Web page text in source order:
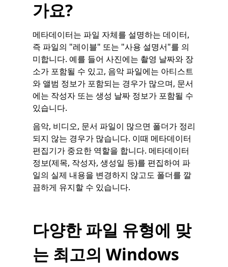
가요?
메타데이터는 파일 자체를 설명하는 데이터,
즉 파일의 "레이블" 또는 "사용 설명서"를 의
미합니다. 예를 들어 사진에는 촬영 날짜와 장
소가 포함될 수 있고, 음악 파일에는 아티스트
와 앨범 정보가 포함되는 경우가 많으며, 문서
에는 작성자 또는 생성 날짜 정보가 포함될 수
있습니다.
음악, 비디오, 문서 파일이 많으면 폴더가 정리
되지 않는 경우가 많습니다. 이때 메타데이터
편집기가 중요한 역할을 합니다. 메타데이터
정보(제목, 작성자, 생성일 등)를 편집하여 파
일의 실제 내용을 변경하지 않고도 폴더를 깔
끔하게 유지할 수 있습니다.
다양한 파일 유형에 맞
는 최고의 Windows